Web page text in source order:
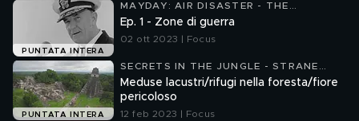
PUNTATA INTERA
MAYDAY: AIR DISASTER - THE
ACCIDENT FILES 5
Ep. 1 - Zone di guerra
02 ott 2023 | Focus
PUNTATA INTERA
SECRETS IN THE JUNGLE - STRANE
SCOPERTE NEL PROFONDO DELLA
GIUNGLA
Meduse lacustri/rifugi nella foresta/fiore
pericoloso
12 feb 2023 | Focus